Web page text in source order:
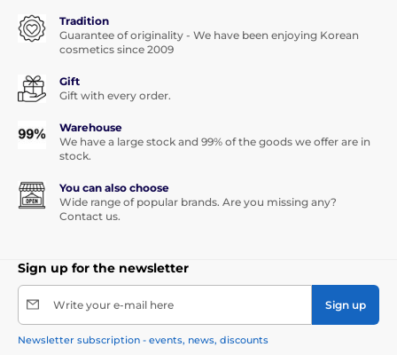
Tradition
Guarantee of originality - We have been enjoying Korean
cosmetics since 2009
Gift
Gift with every order.
Warehouse
We have a large stock and 99% of the goods we offer are in
stock.
You can also choose
Wide range of popular brands. Are you missing any?
Contact us.
Sign up for the newsletter
Write your e-mail here Sign up
Newsletter subscription - events, news, discounts